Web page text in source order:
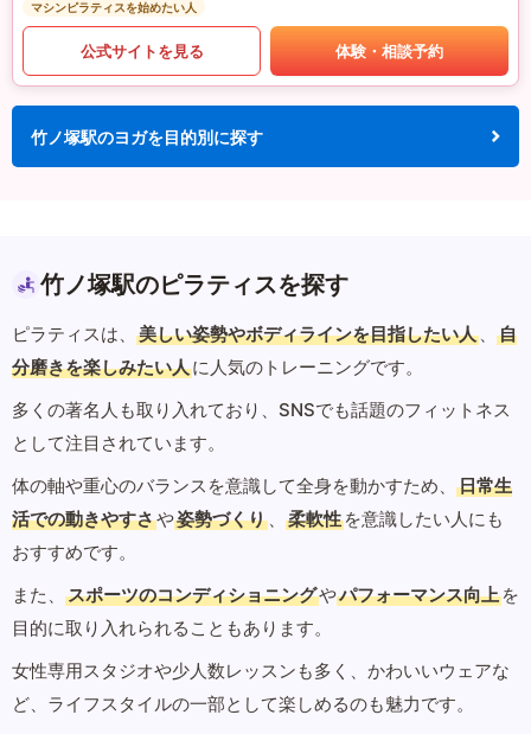
マシンピラティスを始めたい人
公式サイトを見る 体験・相談予約
竹ノ塚駅のヨガを目的別に探す
竹ノ塚駅のピラティスを探す
ピラティスは、 美しい姿勢やボディラインを目指したい人 、
自
分磨きを楽しみたい人に人気のトレーニングです。
多くの著名人も取り入れており、SNSでも話題のフィットネス
として注目されています。
体の軸や重心のバランスを意識して全身を動かすため、
日常生
活での動きやすさや姿勢づくり 、 柔軟性 を意識したい人にも
おすすめです。
また、
スポーツのコンディショニングやパフォーマンス向上 を
目的に取り入れられることもあります。
女性専用スタジオや少人数レッスンも多く、かわいいウェアな
ど、ライフスタイルの一部として楽しめるのも魅力です。